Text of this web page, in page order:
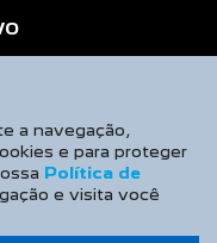
é a vida.
a navegação,
e para proteger
Política de
e visita você